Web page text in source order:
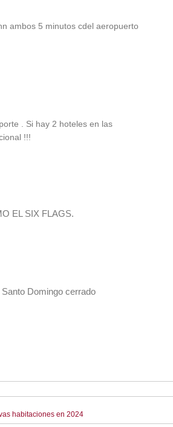
ambos 5 minutos cdel aeropuerto
. Si hay 2 hoteles en las
!!!
EL SIX FLAGS.
Domingo cerrado
habitaciones en 2024